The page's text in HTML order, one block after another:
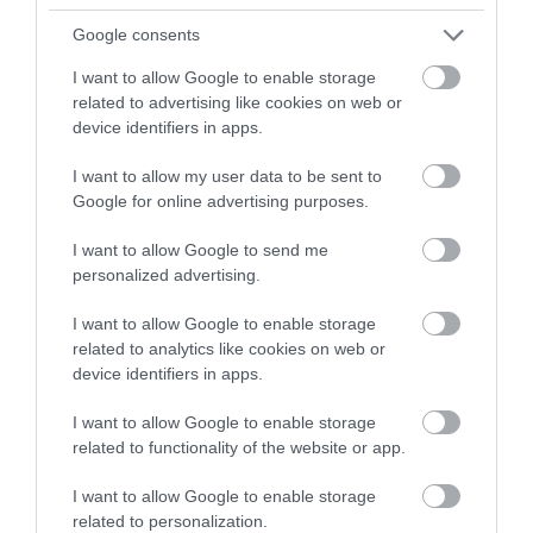
Google consents
I want to allow Google to enable storage
related to advertising like cookies on web or
device identifiers in apps.
I want to allow my user data to be sent to
Google for online advertising purposes.
I want to allow Google to send me
personalized advertising.
I want to allow Google to enable storage
related to analytics like cookies on web or
device identifiers in apps.
I want to allow Google to enable storage
related to functionality of the website or app.
I want to allow Google to enable storage
related to personalization.